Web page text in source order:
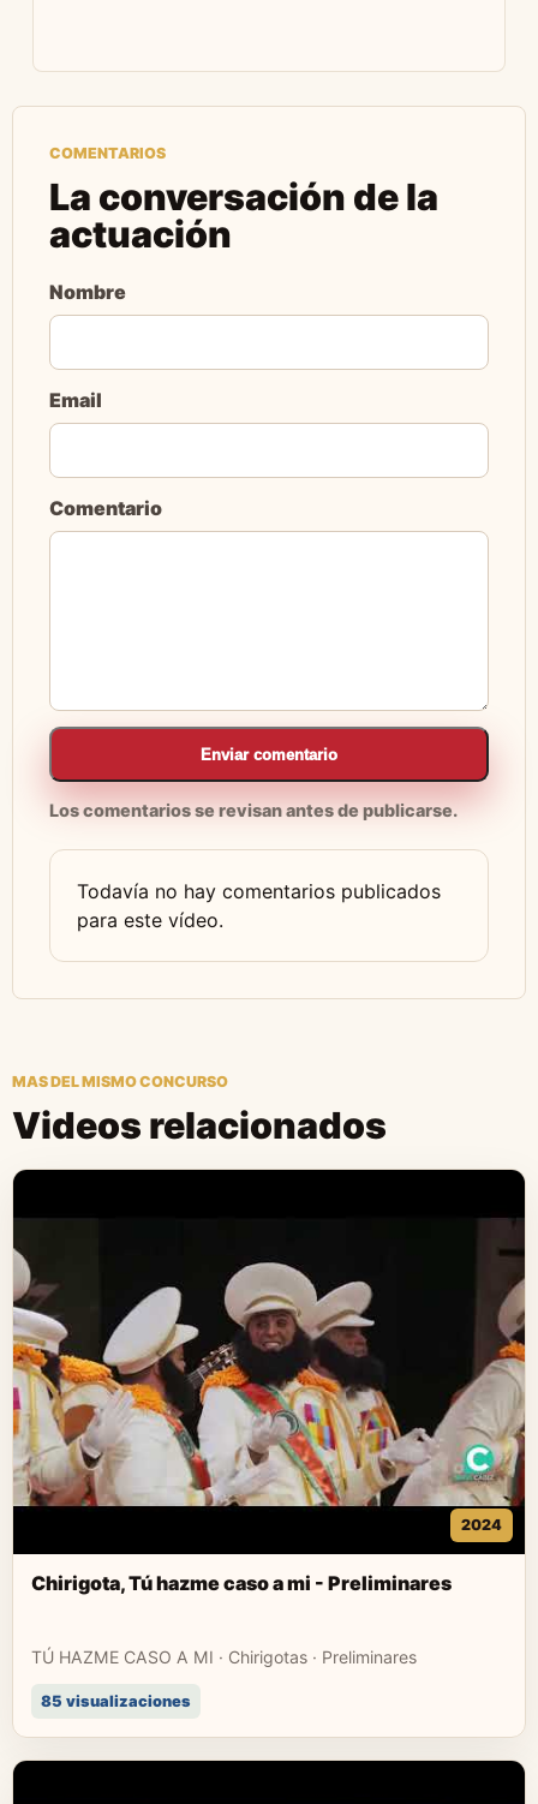
COMENTARIOS
La conversación de la
actuación
Nombre
Email
Comentario
Enviar comentario
Los comentarios se revisan antes de publicarse.
Todavía no hay comentarios publicados
para este vídeo.
MAS DEL MISMO CONCURSO
Videos relacionados
2024
Chirigota, Tú hazme caso a mi - Preliminares
TÚ HAZME CASO A MI · Chirigotas · Preliminares
85 visualizaciones